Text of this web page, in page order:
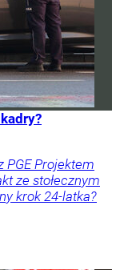
PGE Projektem
ze stołecznym
krok 24-latka?